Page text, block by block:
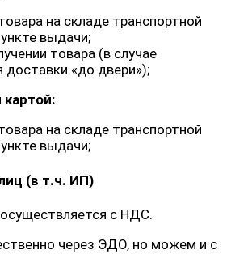
на складе транспортной
выдачи;
товара (в случае
доставки «до двери»);
картой:
на складе транспортной
выдачи;
(в т.ч. ИП)
с НДС.
через ЭДО, но можем и с